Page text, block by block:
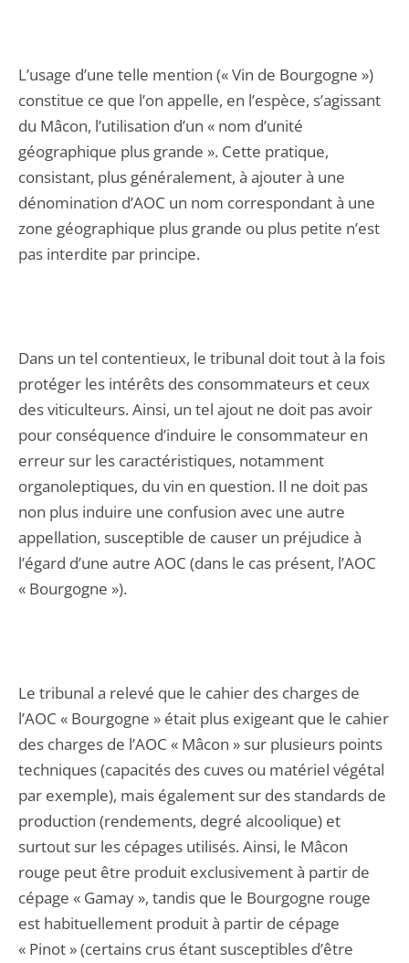
L’usage d’une telle mention (« Vin de Bourgogne »)
constitue ce que l’on appelle, en l’espèce, s’agissant
du Mâcon, l’utilisation d’un « nom d’unité
géographique plus grande ». Cette pratique,
consistant, plus généralement, à ajouter à une
dénomination d’AOC un nom correspondant à une
zone géographique plus grande ou plus petite n’est
pas interdite par principe.
Dans un tel contentieux, le tribunal doit tout à la fois
protéger les intérêts des consommateurs et ceux
des viticulteurs. Ainsi, un tel ajout ne doit pas avoir
pour conséquence d’induire le consommateur en
erreur sur les caractéristiques, notamment
organoleptiques, du vin en question. Il ne doit pas
non plus induire une confusion avec une autre
appellation, susceptible de causer un préjudice à
l’égard d’une autre AOC (dans le cas présent, l’AOC
« Bourgogne »).
Le tribunal a relevé que le cahier des charges de
l’AOC « Bourgogne » était plus exigeant que le cahier
des charges de l’AOC « Mâcon » sur plusieurs points
techniques (capacités des cuves ou matériel végétal
par exemple), mais également sur des standards de
production (rendements, degré alcoolique) et
surtout sur les cépages utilisés. Ainsi, le Mâcon
rouge peut être produit exclusivement à partir de
cépage « Gamay », tandis que le Bourgogne rouge
est habituellement produit à partir de cépage
« Pinot » (certains crus étant susceptibles d’être